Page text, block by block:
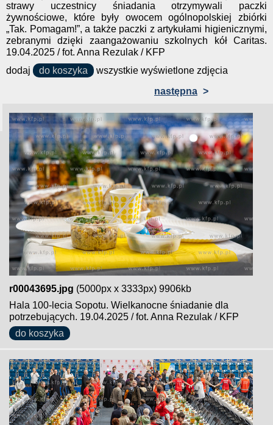
strawy uczestnicy śniadania otrzymywali paczki
żywnościowe, które były owocem ogólnopolskiej zbiórki
„Tak. Pomagam!”, a także paczki z artykułami higienicznymi,
zebranymi dzięki zaangażowaniu szkolnych kół Caritas.
19.04.2025 / fot. Anna Rezulak / KFP
dodaj
do koszyka
wszystkie wyświetlone zdjęcia
następna >
r00043695.jpg (5000px x 3333px) 9906kb
Hala 100-lecia Sopotu. Wielkanocne śniadanie dla
potrzebujących. 19.04.2025 / fot. Anna Rezulak / KFP
do koszyka